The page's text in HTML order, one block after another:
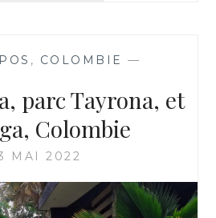
, COLOMBIE —
parc Tayrona, et
Colombie
MAI 2022